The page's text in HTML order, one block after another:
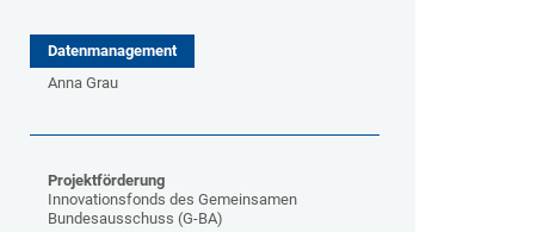
Datenmanagement
Anna Grau
Projektförderung
Innovationsfonds des Gemeinsamen
Bundesausschuss (G-BA)